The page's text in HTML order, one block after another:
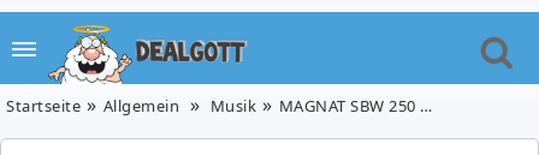
Startseite Allgemein Musik MAGNAT SBW 250 Soundbar Bluetooth für 283,99€ inkl. Versand (Vergleich: 339€)